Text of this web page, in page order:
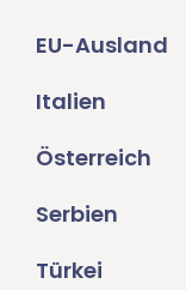
EU-Ausland
Italien
Österreich
Serbien
Türkei